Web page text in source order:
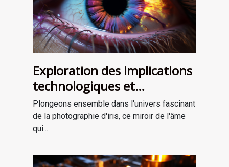
Exploration des implications
technologiques et
artistiques de la
photographie d'iris
Plongeons ensemble dans l'univers fascinant
de la photographie d'iris, ce miroir de l'âme
qui...